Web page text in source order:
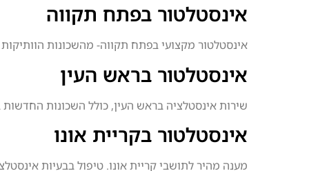
אינסטלטור בפתח תקווה
אינסטלטור מקצועי בפתח תקווה- מהשכונות
אינסטלטור בראש העין
שירות אינסטלציה בראש העין, כולל השכונות
אינסטלטור בקריית אונו
מענה מהיר לתושבי קריית אונו. טיפול בבעיות